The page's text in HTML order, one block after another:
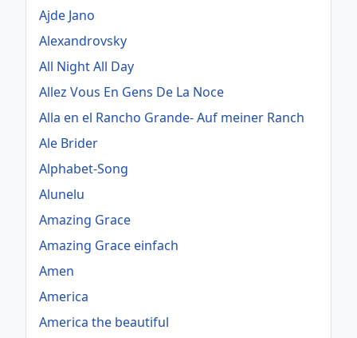
Ajde Jano
Alexandrovsky
All Night All Day
Allez Vous En Gens De La Noce
Alla en el Rancho Grande- Auf meiner Ranch
Ale Brider
Alphabet-Song
Alunelu
Amazing Grace
Amazing Grace einfach
Amen
America
America the beautiful